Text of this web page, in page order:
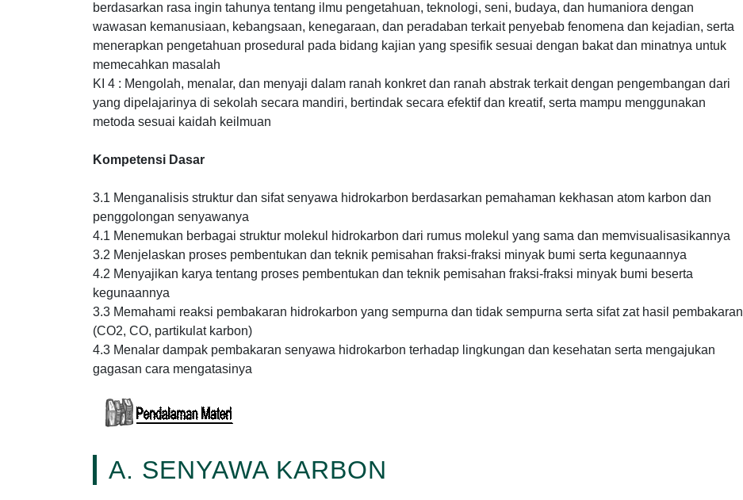
berdasarkan rasa ingin tahunya tentang ilmu pengetahuan, teknologi, seni, budaya, dan humaniora dengan
wawasan kemanusiaan, kebangsaan, kenegaraan, dan peradaban terkait penyebab fenomena dan kejadian, serta
menerapkan pengetahuan prosedural pada bidang kajian yang spesifik sesuai dengan bakat dan minatnya untuk
memecahkan masalah
KI 4 : Mengolah, menalar, dan menyaji dalam ranah konkret dan ranah abstrak terkait dengan pengembangan dari
yang dipelajarinya di sekolah secara mandiri, bertindak secara efektif dan kreatif, serta mampu menggunakan
metoda sesuai kaidah keilmuan
Kompetensi Dasar
3.1 Menganalisis struktur dan sifat senyawa hidrokarbon berdasarkan pemahaman kekhasan atom karbon dan
penggolongan senyawanya
4.1 Menemukan berbagai struktur molekul hidrokarbon dari rumus molekul yang sama dan memvisualisasikannya
3.2 Menjelaskan proses pembentukan dan teknik pemisahan fraksi-fraksi minyak bumi serta kegunaannya
4.2 Menyajikan karya tentang proses pembentukan dan teknik pemisahan fraksi-fraksi minyak bumi beserta
kegunaannya
3.3 Memahami reaksi pembakaran hidrokarbon yang sempurna dan tidak sempurna serta sifat zat hasil pembakaran
(CO2, CO, partikulat karbon)
4.3 Menalar dampak pembakaran senyawa hidrokarbon terhadap lingkungan dan kesehatan serta mengajukan
gagasan cara mengatasinya
A. SENYAWA KARBON